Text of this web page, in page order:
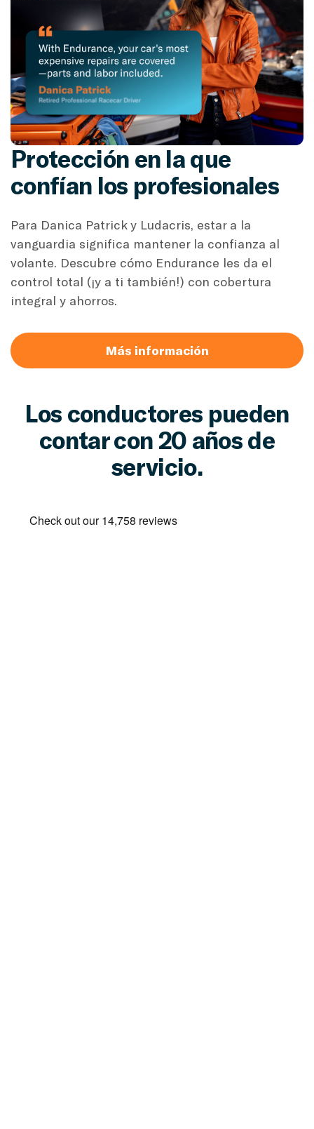
Protección en la que
confían los profesionales
Para Danica Patrick y Ludacris, estar a la
vanguardia significa mantener la confianza al
volante. Descubre cómo Endurance les da el
control total (¡y a ti también!) con cobertura
integral y ahorros.
Más información
Los conductores pueden
contar con 20 años de
servicio.